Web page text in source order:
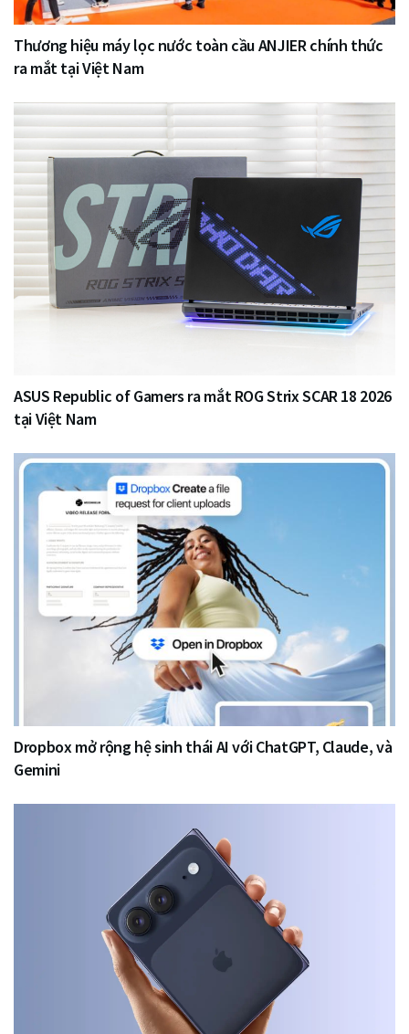
Thương hiệu máy lọc nước toàn cầu ANJIER chính thức
ra mắt tại Việt Nam
ASUS Republic of Gamers ra mắt ROG Strix SCAR 18 2026
tại Việt Nam
Dropbox mở rộng hệ sinh thái AI với ChatGPT, Claude, và
Gemini